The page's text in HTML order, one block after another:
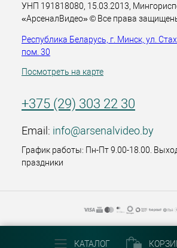
УНП 191818080, 15.03.2013,
«АрсеналВидео» © Все права
Республика Беларусь, г. Минск, ул.
пом. 30
Посмотреть на карте
+375 (29) 303 22 30
Email: info@arsenalvideo.by
График работы: Пн-Пт 9.00-18.00.
праздники
КАТАЛОГ